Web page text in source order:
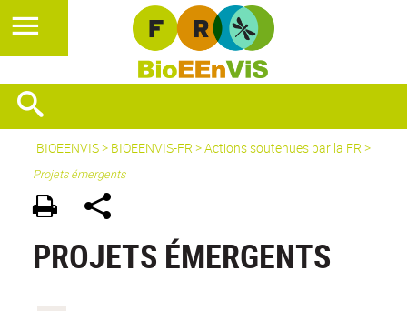
BIOEENVIS> BIOEENVIS-FR > Actions soutenues par la FR >
Projets émergents
PROJETS ÉMERGENTS